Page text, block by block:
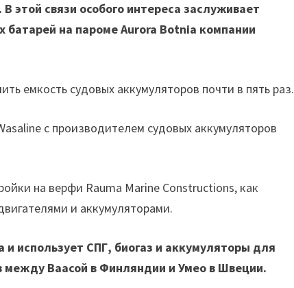
этой связи особого интереса заслуживает
на пароме Aurora Botnia компании
емкость судовых аккумуляторов почти в пять раз.
с производителем судовых аккумуляторов
на верфи Rauma Marine Constructions, как
и аккумуляторами.
использует СПГ, биогаз и аккумуляторы для
между Ваасой в Финляндии и Умео в Швеции.